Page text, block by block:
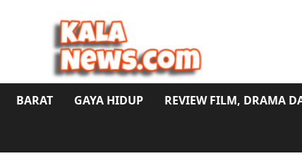
BARAT GAYA HIDUP REVIEW FILM, DRAMA